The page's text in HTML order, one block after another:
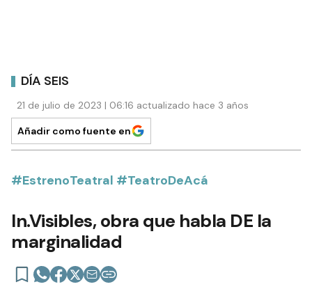
DÍA SEIS
21 de julio de 2023 | 06:16 actualizado hace 3 años
Añadir como fuente en
#EstrenoTeatral #TeatroDeAcá
In.Visibles, obra que habla DE la
marginalidad